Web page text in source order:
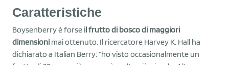
Caratteristiche
Boysenberry è forse il frutto di bosco di maggiori
dimensioni mai ottenuto. Il ricercatore Harvey K. Hall ha
dichiarato a Italian Berry: “ho visto occasionalmente un